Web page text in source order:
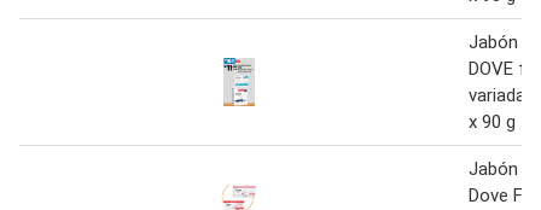
Jabón
DOVE
variadas
x 90 g
Jabón
Dove